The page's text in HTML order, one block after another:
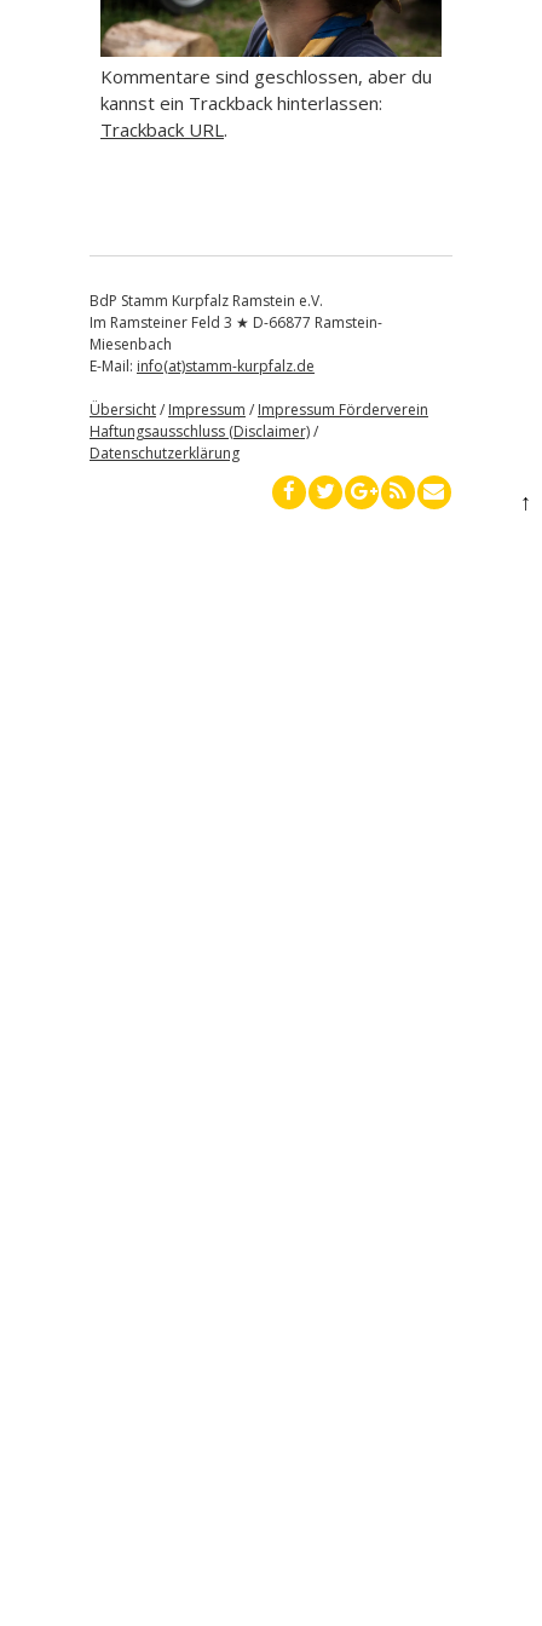
Kommentare sind geschlossen, aber du
kannst ein Trackback hinterlassen:
Trackback URL.
BdP Stamm Kurpfalz Ramstein e.V.
Im Ramsteiner Feld 3 ★ D-66877 Ramstein-
Miesenbach
E-Mail: info(at)stamm-kurpfalz.de
Übersicht/ Impressum / Impressum Förderverein
Haftungsausschluss (Disclaimer)/
Datenschutzerklärung
↑